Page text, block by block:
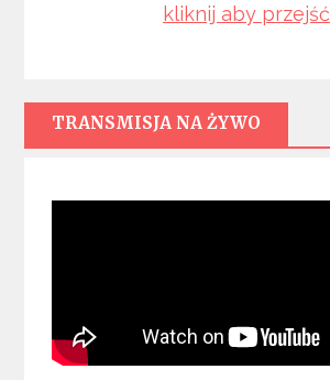
kliknij aby przejść
TRANSMISJA NA ŻYWO